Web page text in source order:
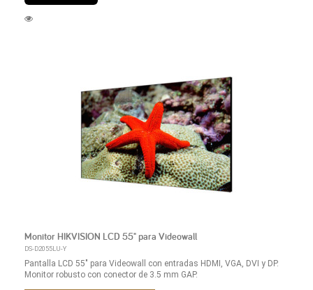
Monitor HIKVISION LCD 55" para Videowall
DS-D2055LU-Y
Pantalla LCD 55" para Videowall con entradas HDMI, VGA, DVI y DP.
Monitor robusto con conector de 3.5 mm GAP.